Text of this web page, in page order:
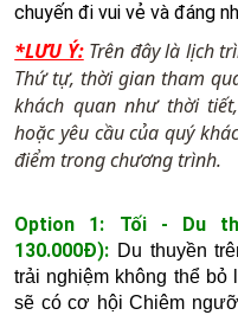
chuyến đi vui vẻ và đáng
*LƯU Ý: Trên đây là lịch
Thứ tự, thời gian tham
khách quan như thời
hoặc yêu cầu của quý
điểm trong chương trình.
Option 1: Tối - Du
130.000Đ): Du thuyền
trải nghiệm không thể bỏ
sẽ có cơ hội Chiêm